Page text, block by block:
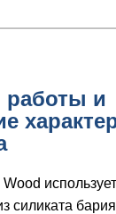
и
силиката